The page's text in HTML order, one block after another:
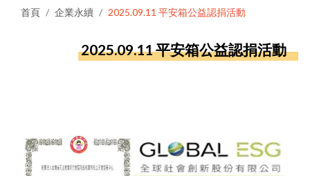
首頁 企業永續 2025.09.11 平安箱公益認捐活動
2025.09.11 平安箱公益認捐活動